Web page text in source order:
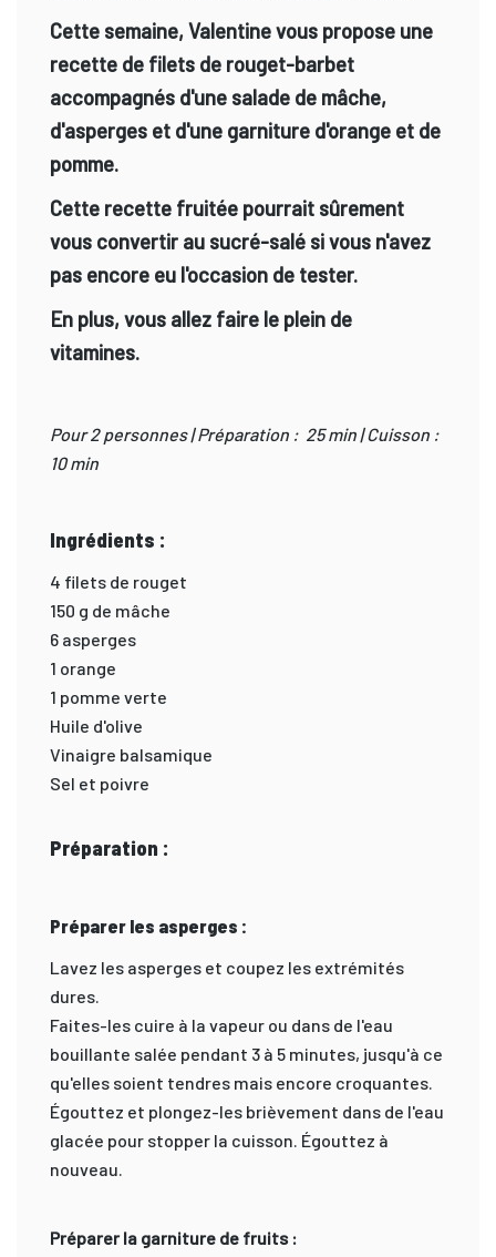
Cette semaine, Valentine vous propose une
recette de filets de rouget-barbet
accompagnés d'une salade de mâche,
d'asperges et d'une garniture d'orange et de
pomme.
Cette recette fruitée pourrait sûrement
vous convertir au sucré-salé si vous n'avez
pas encore eu l'occasion de tester.
En plus, vous allez faire le plein de
vitamines.
Pour 2 personnes | Préparation : 25 min | Cuisson :
10 min
Ingrédients :
4 filets de rouget
150 g de mâche
6 asperges
1 orange
1 pomme verte
Huile d'olive
Vinaigre balsamique
Sel et poivre
Préparation :
Préparer les asperges :
Lavez les asperges et coupez les extrémités
dures.
Faites-les cuire à la vapeur ou dans de l'eau
bouillante salée pendant 3 à 5 minutes, jusqu'à ce
qu'elles soient tendres mais encore croquantes.
Égouttez et plongez-les brièvement dans de l'eau
glacée pour stopper la cuisson. Égouttez à
nouveau.
Préparer la garniture de fruits :